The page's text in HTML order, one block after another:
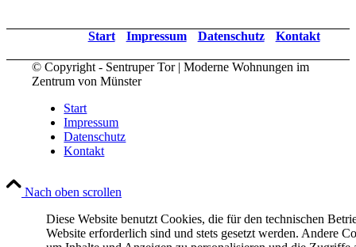
Start Impressum Datenschutz Kontakt
© Copyright - Sentruper Tor | Moderne Wohnungen im
Zentrum von Münster
Start
Impressum
Datenschutz
Kontakt
Nach oben scrollen
Diese Website benutzt Cookies, die für den technischen
Website erforderlich sind und stets gesetzt werden. Andere